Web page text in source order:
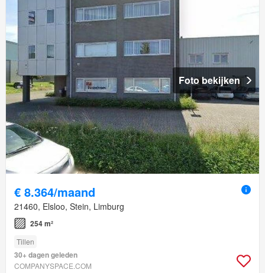
Foto bekijken
€ 8.364/maand
21460, Elsloo, Stein, Limburg
254 m²
Tillen
30+ dagen geleden
COMPANYSPACE.COM